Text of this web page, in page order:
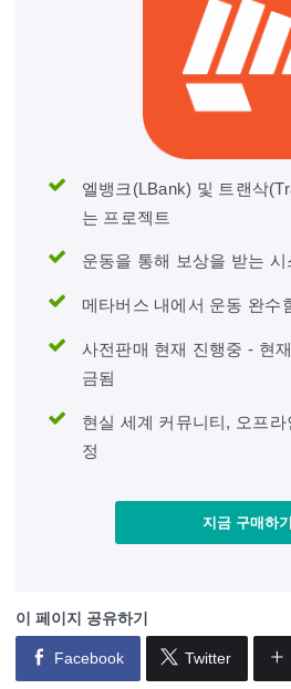
엘뱅크(LBank) 및 트랜삭
는 프로젝트
운동을 통해 보상을 받는 시
메타버스 내에서 운동 완수
사전판매 현재 진행중 - 현
금됨
현실 세계 커뮤니티, 오프
정
지금 구매하기
이 페이지 공유하기
Facebook Twitter